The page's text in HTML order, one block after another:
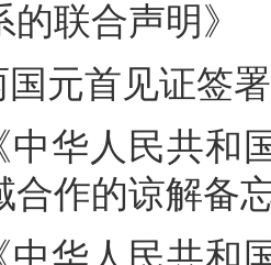
联合声明》
国元首见证签
中华人民共
合作的谅解备
中华人民共